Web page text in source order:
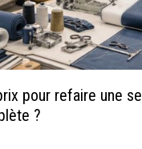
pour refaire une
?